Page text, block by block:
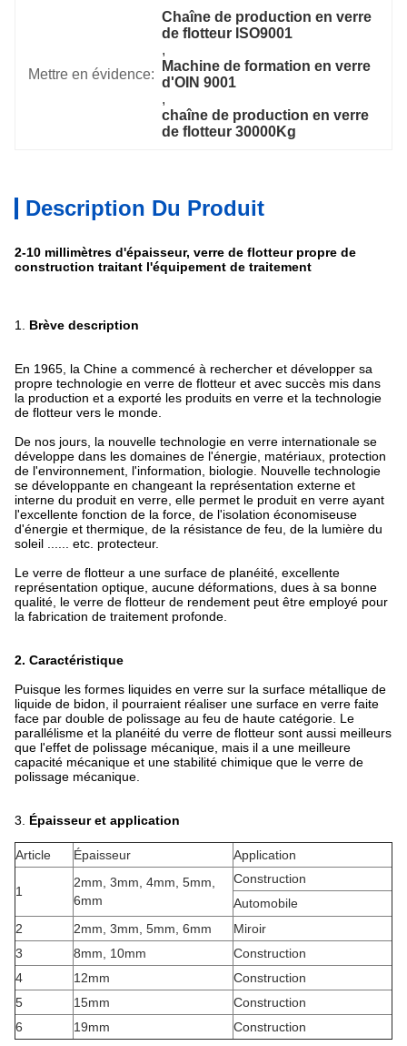
Mettre en évidence:
Chaîne de production en verre
de flotteur ISO9001
,
Machine de formation en verre
d'OIN 9001
,
chaîne de production en verre
de flotteur 30000Kg
Description Du Produit
2-10 millimètres d'épaisseur, verre de flotteur propre de
construction traitant l'équipement de traitement
1. Brève description
En 1965, la Chine a commencé à rechercher et développer sa
propre technologie en verre de flotteur et avec succès mis dans
la production et a exporté les produits en verre et la technologie
de flotteur vers le monde.
De nos jours, la nouvelle technologie en verre internationale se
développe dans les domaines de l'énergie, matériaux, protection
de l'environnement, l'information, biologie. Nouvelle technologie
se développante en changeant la représentation externe et
interne du produit en verre, elle permet le produit en verre ayant
l'excellente fonction de la force, de l'isolation économiseuse
d'énergie et thermique, de la résistance de feu, de la lumière du
soleil ...... etc. protecteur.
Le verre de flotteur a une surface de planéité, excellente
représentation optique, aucune déformations, dues à sa bonne
qualité, le verre de flotteur de rendement peut être employé pour
la fabrication de traitement profonde.
2. Caractéristique
Puisque les formes liquides en verre sur la surface métallique de
liquide de bidon, il pourraient réaliser une surface en verre faite
face par double de polissage au feu de haute catégorie. Le
parallélisme et la planéité du verre de flotteur sont aussi meilleurs
que l'effet de polissage mécanique, mais il a une meilleure
capacité mécanique et une stabilité chimique que le verre de
polissage mécanique.
3. Épaisseur et application
Article Épaisseur Application
1
2mm, 3mm, 4mm, 5mm,
6mm
Construction
Automobile
2
2mm, 3mm, 5mm, 6mm
Miroir
3
8mm, 10mm
Construction
4
12mm
Construction
5
15mm
Construction
6
19mm Construction